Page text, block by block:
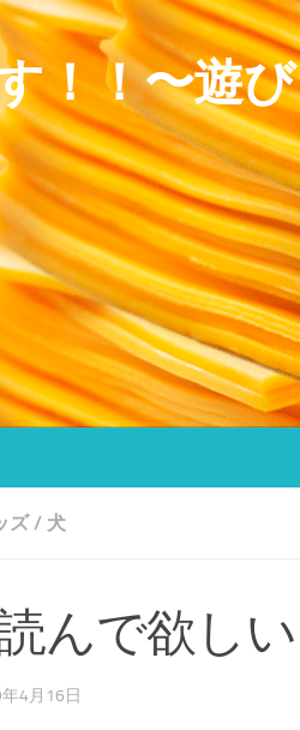
！！〜遊
ズ / 犬
んで欲し
4月16日